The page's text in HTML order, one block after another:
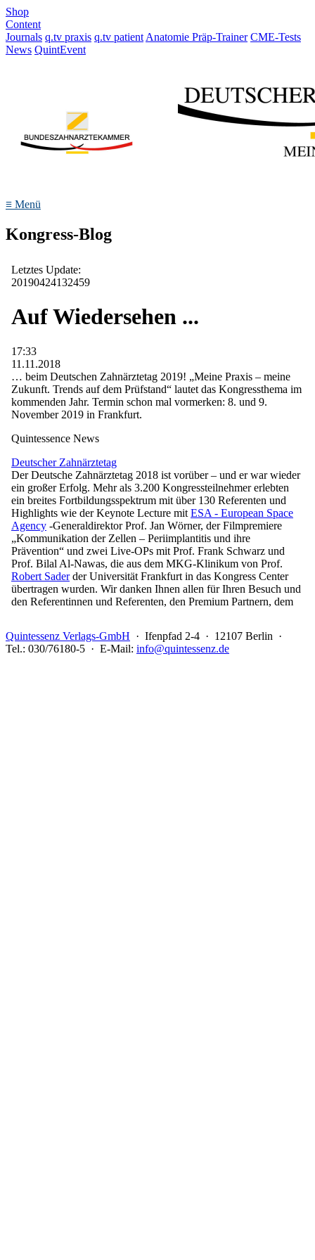
Shop
Content
Journals q.tv praxis q.tv patient Anatomie Präp-Trainer CME-Tests
News QuintEvent
≡ Menü
Kongress-Blog
Quintessenz Verlags-GmbH · Ifenpfad 2-4 · 12107 Berlin ·
Tel.: 030/76180-5 · E-Mail: info@quintessenz.de